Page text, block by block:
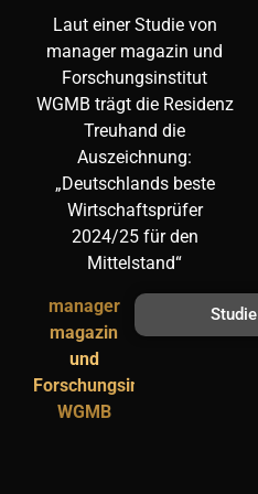
Laut einer Studie von
manager magazin und
Forschungsinstitut
WGMB trägt die Residenz
Treuhand die
Auszeichnung:
„Deutschlands beste
Wirtschaftsprüfer
2024/25 für den
Mittelstand“
manager
magazin
und
Forschungsinstitut
WGMB
Studie